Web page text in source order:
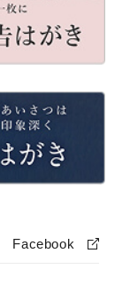
Facebook